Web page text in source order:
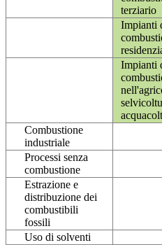
terziario
Impianti
Impianti
Combustione
industriale
Processi senza
combustione
Estrazione e
distribuzione dei
combustibili
fossili
Uso di solventi